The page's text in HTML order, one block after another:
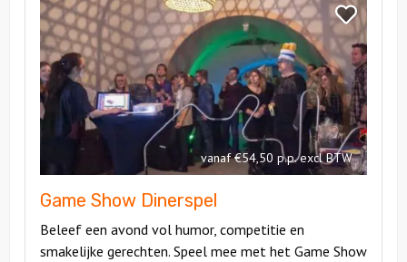
Bekijk
Game
Show
Dinerspel
vanaf €54,50 p.p. excl BTW
Game Show Dinerspel
Beleef een avond vol humor, competitie en
smakelijke gerechten. Speel mee met het Game Show
Game
Show
Dinerspel